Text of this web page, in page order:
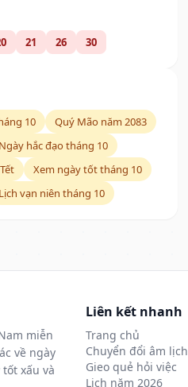
21 26 30
10
Quý Mão năm 2083
Ngày hắc đạo tháng 10
Xem ngày tốt tháng 10
Lịch vạn niên tháng 10
miễn
về ngày
xấu và
Liên kết nhanh
Trang chủ
Chuyển đổi âm lịch
Gieo quẻ hỏi việc
Lịch năm 2026